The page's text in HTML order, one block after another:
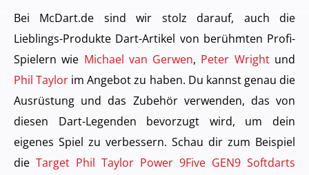
Bei McDart.de sind wir stolz darauf, auch die
Lieblings-Produkte Dart-Artikel von berühmten Profi-
Spielern wie Michael van Gerwen, Peter Wrightund
Phil Taylor im Angebot zu haben. Du kannst genau die
Ausrüstung und das Zubehör verwenden, das von
diesen Dart-Legenden bevorzugt wird, um dein
eigenes Spiel zu verbessern. Schau dir zum Beispiel
die Target Phil Taylor Power 9Five GEN9 Softdarts